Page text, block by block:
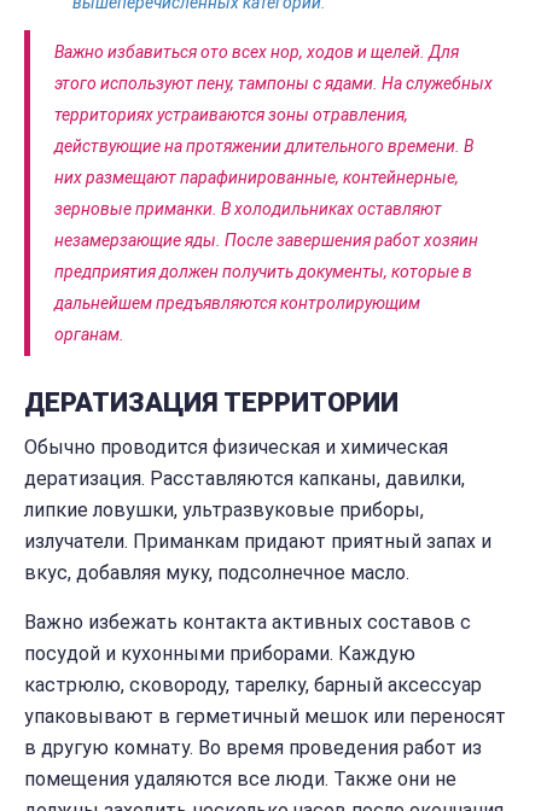
Важно избавиться ото всех нор, ходов и щелей. Для
этого используют пену, тампоны с ядами. На служебных
территориях устраиваются зоны отравления,
действующие на протяжении длительного времени. В
них размещают парафинированные, контейнерные,
зерновые приманки. В холодильниках оставляют
незамерзающие яды. После завершения работ хозяин
предприятия должен получить документы, которые в
дальнейшем предъявляются контролирующим
органам.
ДЕРАТИЗАЦИЯ ТЕРРИТОРИИ
Обычно проводится физическая и химическая
дератизация. Расставляются капканы, давилки,
липкие ловушки, ультразвуковые приборы,
излучатели. Приманкам придают приятный запах и
вкус, добавляя муку, подсолнечное масло.
Важно избежать контакта активных составов с
посудой и кухонными приборами. Каждую
кастрюлю, сковороду, тарелку, барный аксессуар
упаковывают в герметичный мешок или переносят
в другую комнату. Во время проведения работ из
помещения удаляются все люди. Также они не